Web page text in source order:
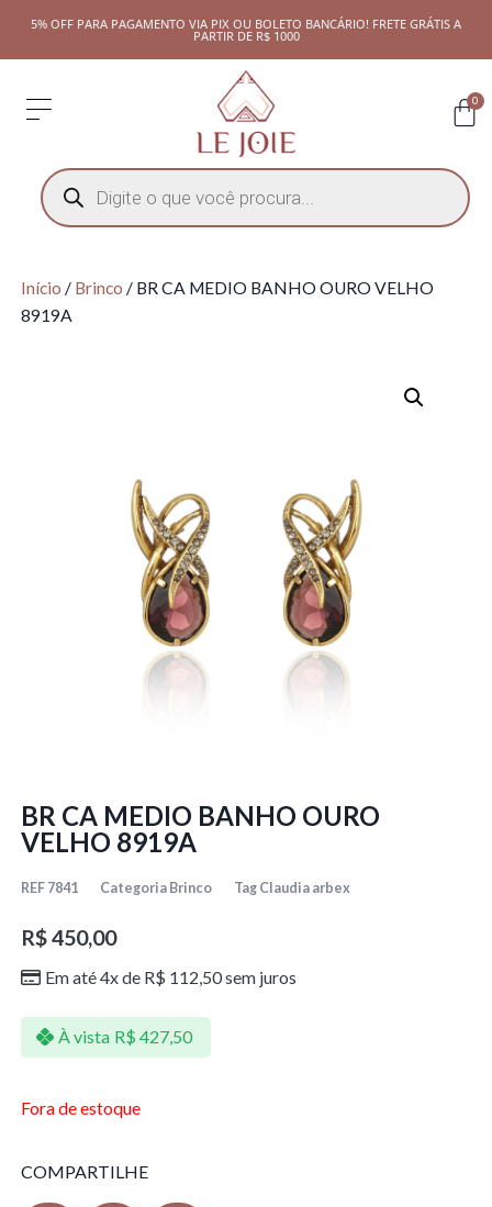
5% OFF PARA PAGAMENTO VIA PIX OU BOLETO BANCÁRIO! FRETE GRÁTIS A
PARTIR DE R$ 1000
0
Início / Brinco / BR CA MEDIO BANHO OURO VELHO
8919A
BR CA MEDIO BANHO OURO
VELHO 8919A
REF 7841 Categoria Brinco Tag Claudia arbex
R$450,00
Em até 4x de R$ 112,50sem juros
À vista R$ 427,50
Fora de estoque
COMPARTILHE